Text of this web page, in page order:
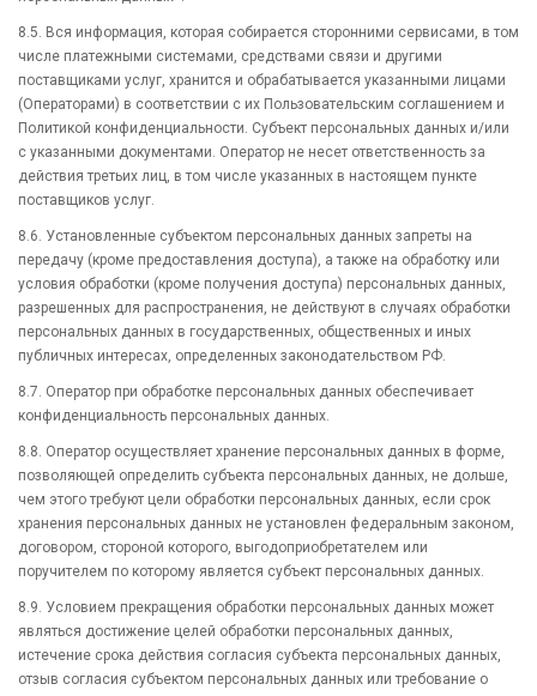
8.5. Вся информация, которая собирается сторонними сервисами, в том
числе платежными системами, средствами связи и другими
поставщиками услуг, хранится и обрабатывается указанными лицами
(Операторами) в соответствии с их Пользовательским соглашением и
Политикой конфиденциальности. Субъект персональных данных и/или
с указанными документами. Оператор не несет ответственность за
действия третьих лиц, в том числе указанных в настоящем пункте
поставщиков услуг.
8.6. Установленные субъектом персональных данных запреты на
передачу (кроме предоставления доступа), а также на обработку или
условия обработки (кроме получения доступа) персональных данных,
разрешенных для распространения, не действуют в случаях обработки
персональных данных в государственных, общественных и иных
публичных интересах, определенных законодательством РФ.
8.7. Оператор при обработке персональных данных обеспечивает
конфиденциальность персональных данных.
8.8. Оператор осуществляет хранение персональных данных в форме,
позволяющей определить субъекта персональных данных, не дольше,
чем этого требуют цели обработки персональных данных, если срок
хранения персональных данных не установлен федеральным законом,
договором, стороной которого, выгодоприобретателем или
поручителем по которому является субъект персональных данных.
8.9. Условием прекращения обработки персональных данных может
являться достижение целей обработки персональных данных,
истечение срока действия согласия субъекта персональных данных,
отзыв согласия субъектом персональных данных или требование о